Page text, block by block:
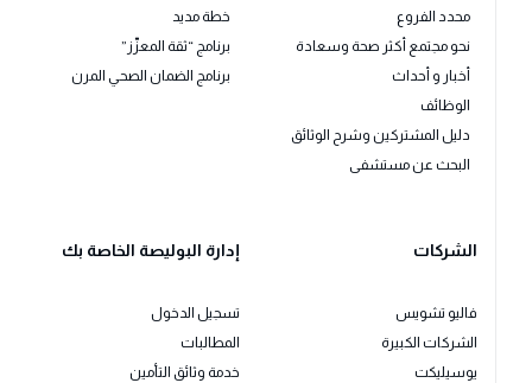
محدد الفروع
نحو مجتمع أكثر صحة وسعادة
أخبار و أحداث
الوظائف
دليل المشتركين وشرح الوثائق
البحث عن مستشفى
خطة مديد
برنامج “ثقة المعزّز”
برنامج الضمان الصحي المرن
الشركات
فاليو تشويس
الشركات الكبيرة
يوسيليكت
إدارة البوليصة الخاصة بك
تسجيل الدخول
المطالبات
خدمة وثائق التأمين